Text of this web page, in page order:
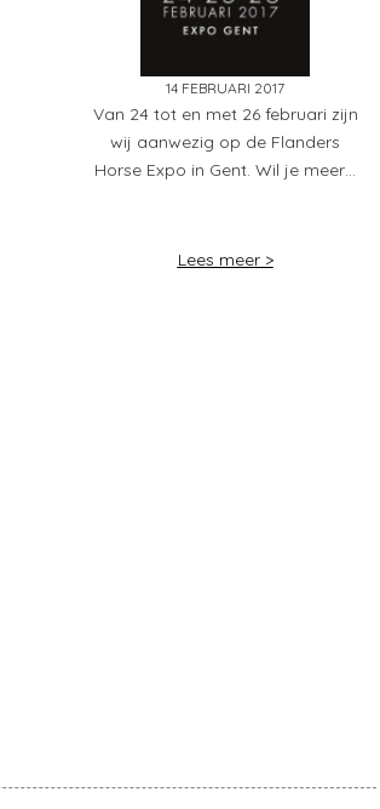
14 FEBRUARI 2017
Van 24 tot en met 26 februari zijn
wij aanwezig op de Flanders
Horse Expo in Gent. Wil je meer…
Lees meer >